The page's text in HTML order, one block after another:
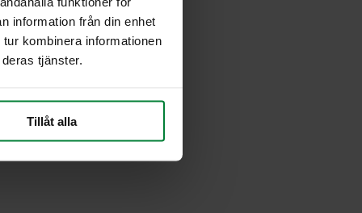
information från din enhet
kombinera informationen
tjänster.
Tillåt alla